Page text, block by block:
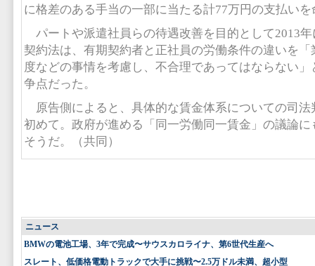
に格差のある手当の一部に当たる計77万円の支払いを
パートや派遣社員らの待遇改善を目的として2013
契約法は、有期契約者と正社員の労働条件の違いを
度などの事情を考慮し、不合理であってはならない
争点だった。
原告側によると、具体的な賃金体系についての司法
初めて。政府が進める「同一労働同一賃金」の議論
そうだ。（共同）
ニュース
BMWの電池工場、3年で完成〜サウスカロライナ、第6世代生産へ
スレート、低価格電動トラックで大手に挑戦〜2.5万ドル未満、超小型